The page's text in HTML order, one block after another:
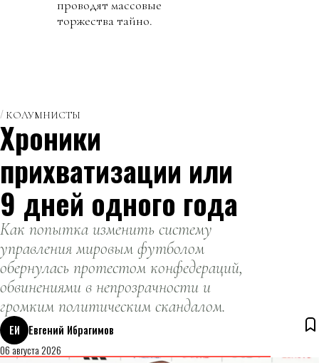
проводят массовые
торжества тайно.
КОЛУМНИСТЫ
Хроники
прихватизации или
9 дней одного года
Как попытка изменить систему
управления мировым футболом
обернулась протестом конфедераций,
обвинениями в непрозрачности и
громким политическим скандалом.
ЕИ
Евгений Ибрагимов
06 августа 2026